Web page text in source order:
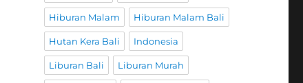
Hiburan Malam Hiburan Malam Bali
Hutan Kera Bali Indonesia
Liburan Bali Liburan Murah